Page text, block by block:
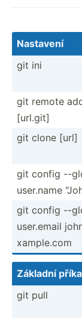
Nastavení
git ini
git remote
[url.git]
git clone [url]
git config --
user.name
git config --
user.email
xam­ple.com
Základní
git pull